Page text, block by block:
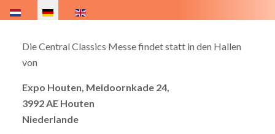
Sprache auswählen
Die Central Classics Messe findet statt in den Hallen
von
Expo Houten, Meidoornkade 24,
3992 AE Houten
Niederlande